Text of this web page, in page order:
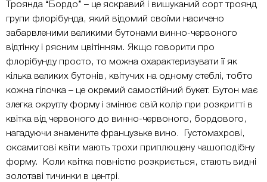
Троянда “Бордо” – це яскравий і вишуканий сорт троянд
групи флорібунда, який відомий своїми насичено
забарвленими великими бутонами винно-червоного
відтінку і рясним цвітінням. Якщо говорити про
флорібунду просто, то можна охарактеризувати її як
кілька великих бутонів, квітучих на одному стеблі, тобто
кожна гілочка – це окремий самостійний букет. Бутон має
злегка округлу форму і змінює свій колір при розкритті в
квітка від червоного до винно-червоного, бордового,
нагадуючи знамените французьке вино. Густомахрові,
оксамитові квіти мають трохи приплющену чашоподібну
форму. Коли квітка повністю розкриється, стають видні
золотаві тичинки в центрі.